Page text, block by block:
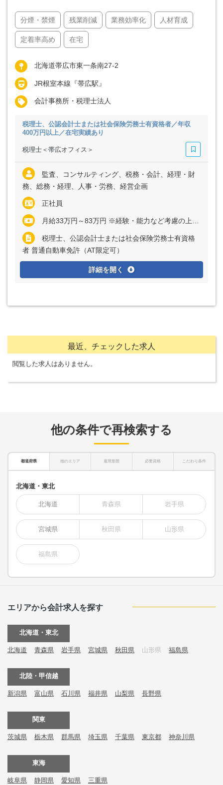
分煙・禁煙 残業削減 業務効率化 人材育成
定着率高め 在宅
北海道帯広市東一条南27-2
JR根室本線『帯広駅』
会計事務所・税理士法人
税理士、公認会計士または社会保険労務士有資格者／年収
400万円以上／在宅実績あり
税理士＜帯広オフィス＞
監査、コンサルティング、税務・会計、経理・財
務、総務・経理、人事・労務、経営企画
正社員
月給33万円～83万円 ※経験・能力など考慮の上、決定いたします ※残業代は全額支給
税理士、公認会計士または社会保険労務士有資格
者 普通自動車免許（AT限定可）
詳細を開く
最近、チェックした求人
閲覧した求人はありません。
他の条件で再検索する
都道府県 他のエリア 雇用形態 必要資格 こだわり条件
北海道・東北
北海道 青森県 岩手県
宮城県 秋田県 山形県
福島県
エリアから会計求人を探す
北海道・東北
北海道 青森県 岩手県 宮城県 秋田県 山形県 福島県
北陸・甲信越
新潟県 富山県 石川県 福井県 山梨県 長野県
関東
茨城県 栃木県 群馬県 埼玉県 千葉県 東京都 神奈川県
東海
岐阜県 静岡県 愛知県 三重県